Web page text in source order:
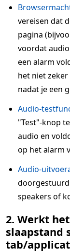
vereisen dat
pagina
voordat
een alarm
het niet
nadat je een
Audio-
"Test"-knop
audio en
op het alarm
Audio-
speakers of
2. Werkt
slaapstand
tab/